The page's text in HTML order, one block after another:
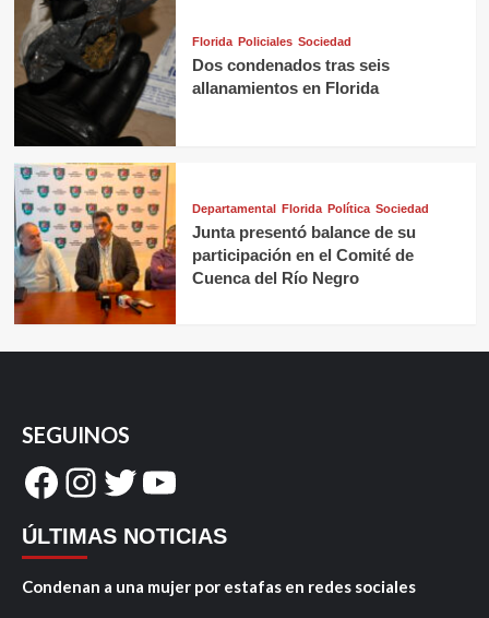
Florida Policiales Sociedad
Dos condenados tras seis
allanamientos en Florida
Departamental Florida Política Sociedad
Junta presentó balance de su
participación en el Comité de
Cuenca del Río Negro
SEGUINOS
Facebook
Instagram
Twitter
YouTube
ÚLTIMAS NOTICIAS
Condenan a una mujer por estafas en redes sociales